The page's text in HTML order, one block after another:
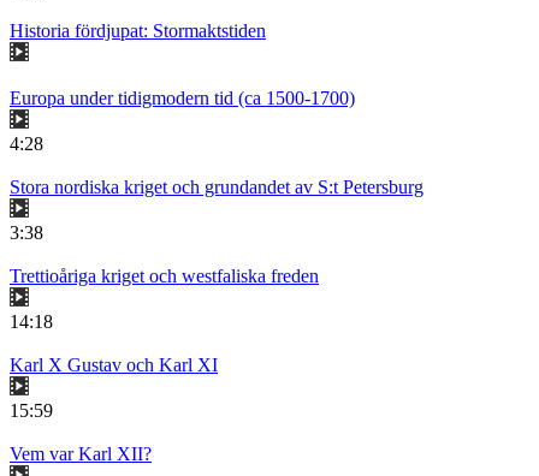
Historia fördjupat: Stormaktstiden
Europa under tidigmodern tid (ca 1500-1700)
4:28
Stora nordiska kriget och grundandet av S:t Petersburg
3:38
Trettioåriga kriget och westfaliska freden
14:18
Karl X Gustav och Karl XI
15:59
Vem var Karl XII?